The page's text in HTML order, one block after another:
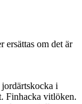
ersättas om det är
jordärtskocka i
Finhacka vitlöken.